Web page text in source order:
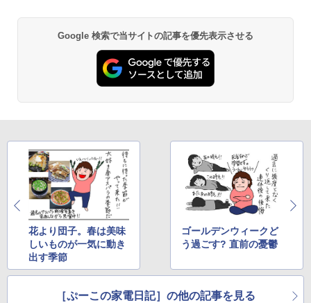
Google 検索で当サイトの記事を優先表示させる
花より団子。春は美味
しいものが一気に動き
出す季節
ゴールデンウィークど
う過ごす? 直前の憂鬱
［ぷーこの家電日記］の他の記事を見る